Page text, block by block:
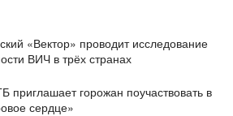
«Вектор» проводит исследование
ВИЧ в трёх странах
приглашает горожан поучаствовать в
сердце»